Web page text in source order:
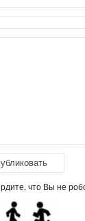
что Вы не